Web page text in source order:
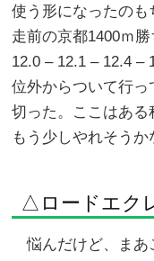
使う形になったのも
走前の京都1400ｍ
12.0 – 12.1 – 12.4 –
位外からついて行
切った。ここはあ
もう少しやれそうか
△ロードエク
悩んだけど、まあ